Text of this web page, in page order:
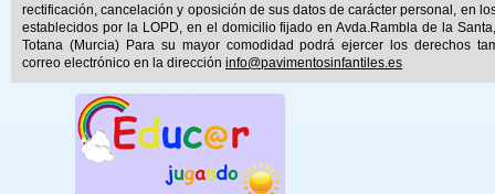
rectificación, cancelación y oposición de sus datos de carácter personal, en
establecidos por la LOPD, en el domicilio fijado en Avda.Rambla de la
Totana (Murcia) Para su mayor comodidad podrá ejercer los derechos
correo electrónico en la dirección info@pavimentosinfantiles.es